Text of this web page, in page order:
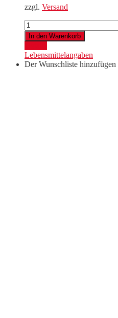
zzgl. Versand
Cabernet
Franc
Ried
Neugebirge
2023
Menge
In den Warenkorb
Lebensmittelangaben
Der Wunschliste hinzufügen